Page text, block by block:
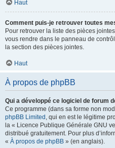
Haut
Comment puis-je retrouver toutes
Pour retrouver la liste des pièces
vous rendre dans le panneau de
la section des pièces jointes.
Haut
À propos de phpBB
Qui a développé ce logiciel de forum
Ce programme (dans sa forme non
phpBB Limited , qui en est le légitime
la « Licence Publique Générale GNU
distribué gratuitement. Pour plus
« À propos de phpBB » (en anglais).